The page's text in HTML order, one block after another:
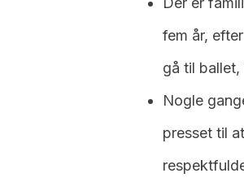
fem år,
gå til
Nogle
presset til